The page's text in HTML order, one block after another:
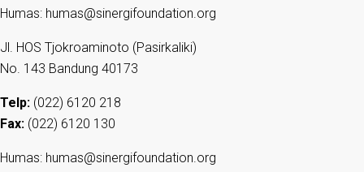
Humas: humas@sinergifoundation.org
Jl. HOS Tjokroaminoto (Pasirkaliki)
No. 143 Bandung 40173
Telp: (022) 6120 218
Fax: (022) 6120 130
Humas: humas@sinergifoundation.org